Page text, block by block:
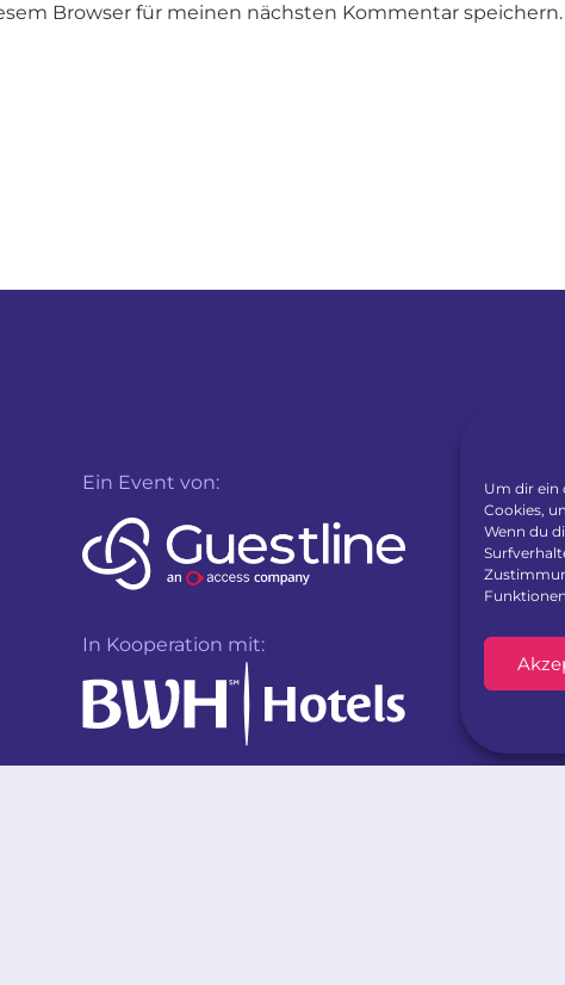
Um dir ein
Cookies,
Wenn du
Browser für meinen nächsten Kommentar speichern.
Ein Event von:
In Kooperation mit: